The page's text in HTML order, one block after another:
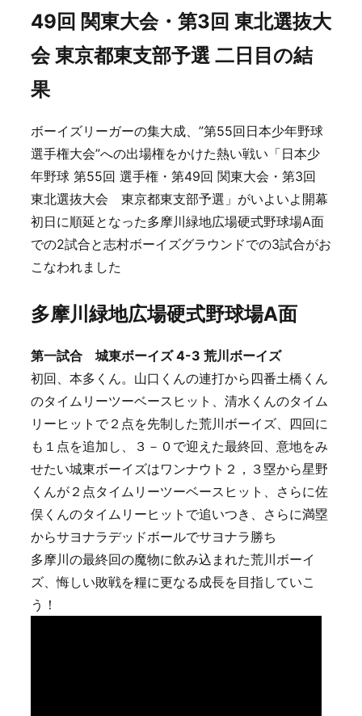
49回 関東大会・第3回 東北選抜大
会 東京都東支部予選 二日目の結
果
ボーイズリーガーの集大成、”第55回日本少年野球
選手権大会”への出場権をかけた熱い戦い「日本少
年野球 第55回 選手権・第49回 関東大会・第3回
東北選抜大会 東京都東支部予選」がいよいよ開幕
初日に順延となった多摩川緑地広場硬式野球場A面
での2試合と志村ボーイズグラウンドでの3試合がお
こなわれました
多摩川緑地広場硬式野球場A面
第一試合 城東ボーイズ 4-3 荒川ボーイズ
初回、本多くん。山口くんの連打から四番土橋くん
のタイムリーツーベースヒット、清水くんのタイム
リーヒットで２点を先制した荒川ボーイズ、四回に
も１点を追加し、３－０で迎えた最終回、意地をみ
せたい城東ボーイズはワンナウト２，３塁から星野
くんが２点タイムリーツーベースヒット、さらに佐
俣くんのタイムリーヒットで追いつき、さらに満塁
からサヨナラデッドボールでサヨナラ勝ち
多摩川の最終回の魔物に飲み込まれた荒川ボーイ
ズ、悔しい敗戦を糧に更なる成長を目指していこ
う！